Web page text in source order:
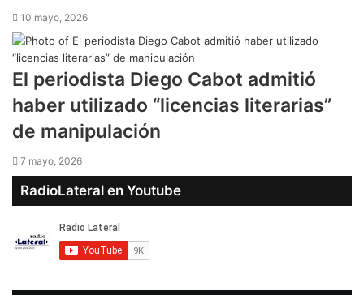
10 mayo, 2026
El periodista Diego Cabot admitió
haber utilizado “licencias literarias”
de manipulación
7 mayo, 2026
RadioLateral en Youtube